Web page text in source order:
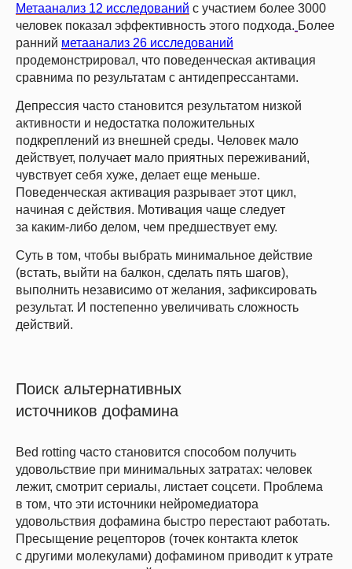
Метаанализ 12 исследований с участием более 3000
человек показал эффективность этого подхода. Более
ранний метаанализ 26 исследований
продемонстрировал, что поведенческая активация
сравнима по результатам с антидепрессантами.
Депрессия часто становится результатом низкой
активности и недостатка положительных
подкреплений из внешней среды. Человек мало
действует, получает мало приятных переживаний,
чувствует себя хуже, делает еще меньше.
Поведенческая активация разрывает этот цикл,
начиная с действия. Мотивация чаще следует
за каким-либо делом, чем предшествует ему.
Суть в том, чтобы выбрать минимальное действие
(встать, выйти на балкон, сделать пять шагов),
выполнить независимо от желания, зафиксировать
результат. И постепенно увеличивать сложность
действий.
Поиск альтернативных
источников дофамина
Bed rotting часто становится способом получить
удовольствие при минимальных затратах: человек
лежит, смотрит сериалы, листает соцсети. Проблема
в том, что эти источники нейромедиатора
удовольствия дофамина быстро перестают работать.
Пресыщение рецепторов (точек контакта клеток
с другими молекулами) дофамином приводит к утрате
Скидки до конца мая
Успейте зафиксировать скидку
до–20%на обучение Подробнее